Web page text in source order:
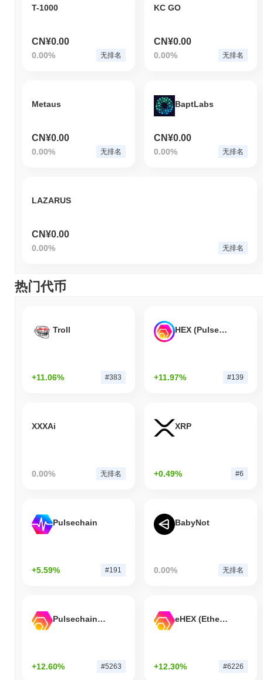
T-1000
CN¥0.00
0.00% 无排名
KC GO
CN¥0.00
0.00% 无排名
Metaus
CN¥0.00
0.00% 无排名
BaptLabs
CN¥0.00
0.00% 无排名
LAZARUS
CN¥0.00
0.00% 无排名
热门代币
Troll
+11.06% #383
HEX (Pulsechain)
+11.97% #139
XXXAi
0.00% 无排名
XRP
+0.49% #6
Pulsechain
+5.59% #191
BabyNot
0.00% 无排名
Pulsechain Bridged HEX (Pulsechain)
+12.60% #5263
eHEX (Ethereum)
+12.30% #6226